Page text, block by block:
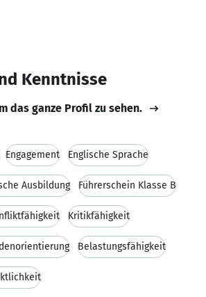
Kenntnisse
das ganze Profil zu sehen.
Engagement Englische Sprache
Ausbildung Führerschein Klasse B
Kritikfähigkeit
Belastungsfähigkeit